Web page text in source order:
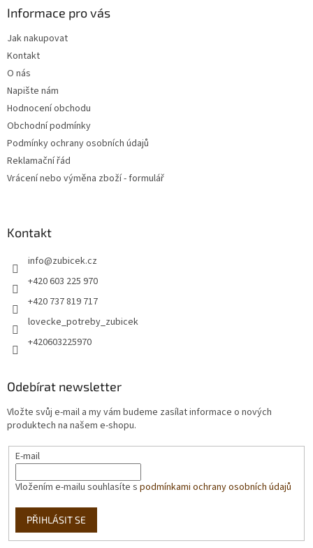
Informace pro vás
Jak nakupovat
Kontakt
O nás
Napište nám
Hodnocení obchodu
Obchodní podmínky
Podmínky ochrany osobních údajů
Reklamační řád
Vrácení nebo výměna zboží - formulář
Kontakt
info@zubicek.cz
+420 603 225 970
+420 737 819 717
lovecke_potreby_zubicek
+420603225970
Odebírat newsletter
Vložte svůj e-mail a my vám budeme zasílat informace o nových
produktech na našem e-shopu.
E-mail
Vložením e-mailu souhlasíte s podmínkami ochrany osobních údajů
PŘIHLÁSIT SE